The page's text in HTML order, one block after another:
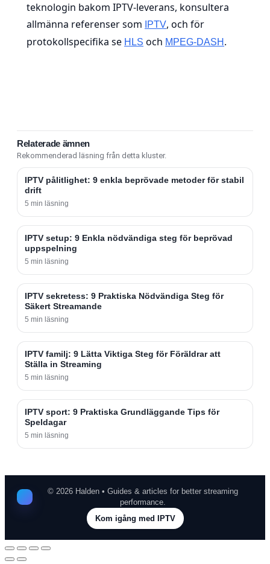
teknologin bakom IPTV-leverans, konsultera
allmänna referenser som
IPTV, och för
protokollspecifika se HLS och MPEG-DASH .
Relaterade ämnen
Rekommenderad läsning från detta kluster.
IPTV pålitlighet: 9 enkla beprövade metoder för stabil
drift
5 min läsning
IPTV setup: 9 Enkla nödvändiga steg för beprövad
uppspelning
5 min läsning
IPTV sekretess: 9 Praktiska Nödvändiga Steg för
Säkert Streamande
5 min läsning
IPTV familj: 9 Lätta Viktiga Steg för Föräldrar att
Ställa in Streaming
5 min läsning
IPTV sport: 9 Praktiska Grundläggande Tips för
Speldagar
5 min läsning
© 2026 Halden • Guides & articles for better streaming
performance.
Kom igång med IPTV